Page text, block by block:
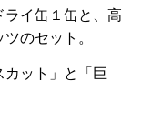
イ缶１缶と、高
のセット。
カット」と「巨